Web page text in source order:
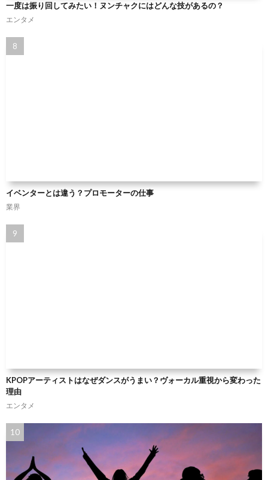
一度は振り回してみたい！ヌンチャクにはどんな技があるの？
エンタメ
イベンターとは違う？プロモーターの仕事
業界
KPOPアーティストはなぜダンスがうまい？ヴォーカル重視から変わった
理由
エンタメ